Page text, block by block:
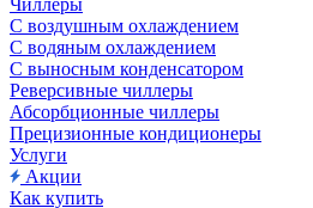
Чиллеры
С воздушным охлаждением
С водяным охлаждением
С выносным конденсатором
Реверсивные чиллеры
Абсорбционные чиллеры
Прецизионные кондиционеры
Услуги
Акции
Как купить